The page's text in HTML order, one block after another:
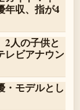
年収、指が4
2人の子供と
レビアナウン
・モデルとし